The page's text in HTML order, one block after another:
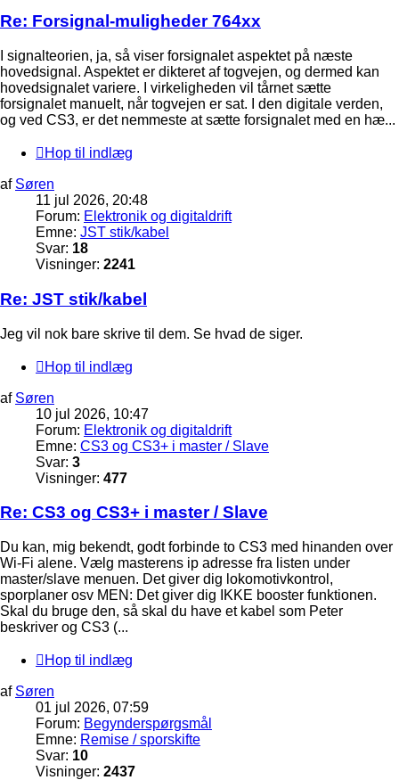
Re: Forsignal-muligheder 764xx
I signalteorien, ja, så viser forsignalet aspektet på næste
hovedsignal. Aspektet er dikteret af togvejen, og dermed kan
hovedsignalet variere. I virkeligheden vil tårnet sætte
forsignalet manuelt, når togvejen er sat. I den digitale verden,
og ved CS3, er det nemmeste at sætte forsignalet med en hæ...
Hop til indlæg
af Søren
11 jul 2026, 20:48
Forum: Elektronik og digitaldrift
Emne: JST stik/kabel
Svar: 18
Visninger: 2241
Re: JST stik/kabel
Jeg vil nok bare skrive til dem. Se hvad de siger.
Hop til indlæg
af Søren
10 jul 2026, 10:47
Forum: Elektronik og digitaldrift
Emne: CS3 og CS3+ i master / Slave
Svar: 3
Visninger: 477
Re: CS3 og CS3+ i master / Slave
Du kan, mig bekendt, godt forbinde to CS3 med hinanden over
Wi-Fi alene. Vælg masterens ip adresse fra listen under
master/slave menuen. Det giver dig lokomotivkontrol,
sporplaner osv MEN: Det giver dig IKKE booster funktionen.
Skal du bruge den, så skal du have et kabel som Peter
beskriver og CS3 (...
Hop til indlæg
af Søren
01 jul 2026, 07:59
Forum: Begynderspørgsmål
Emne: Remise / sporskifte
Svar: 10
Visninger: 2437